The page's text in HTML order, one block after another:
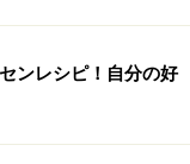
います。
ンレシピ！自分の好